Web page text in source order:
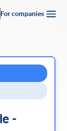
For companies
CVing Referral
-